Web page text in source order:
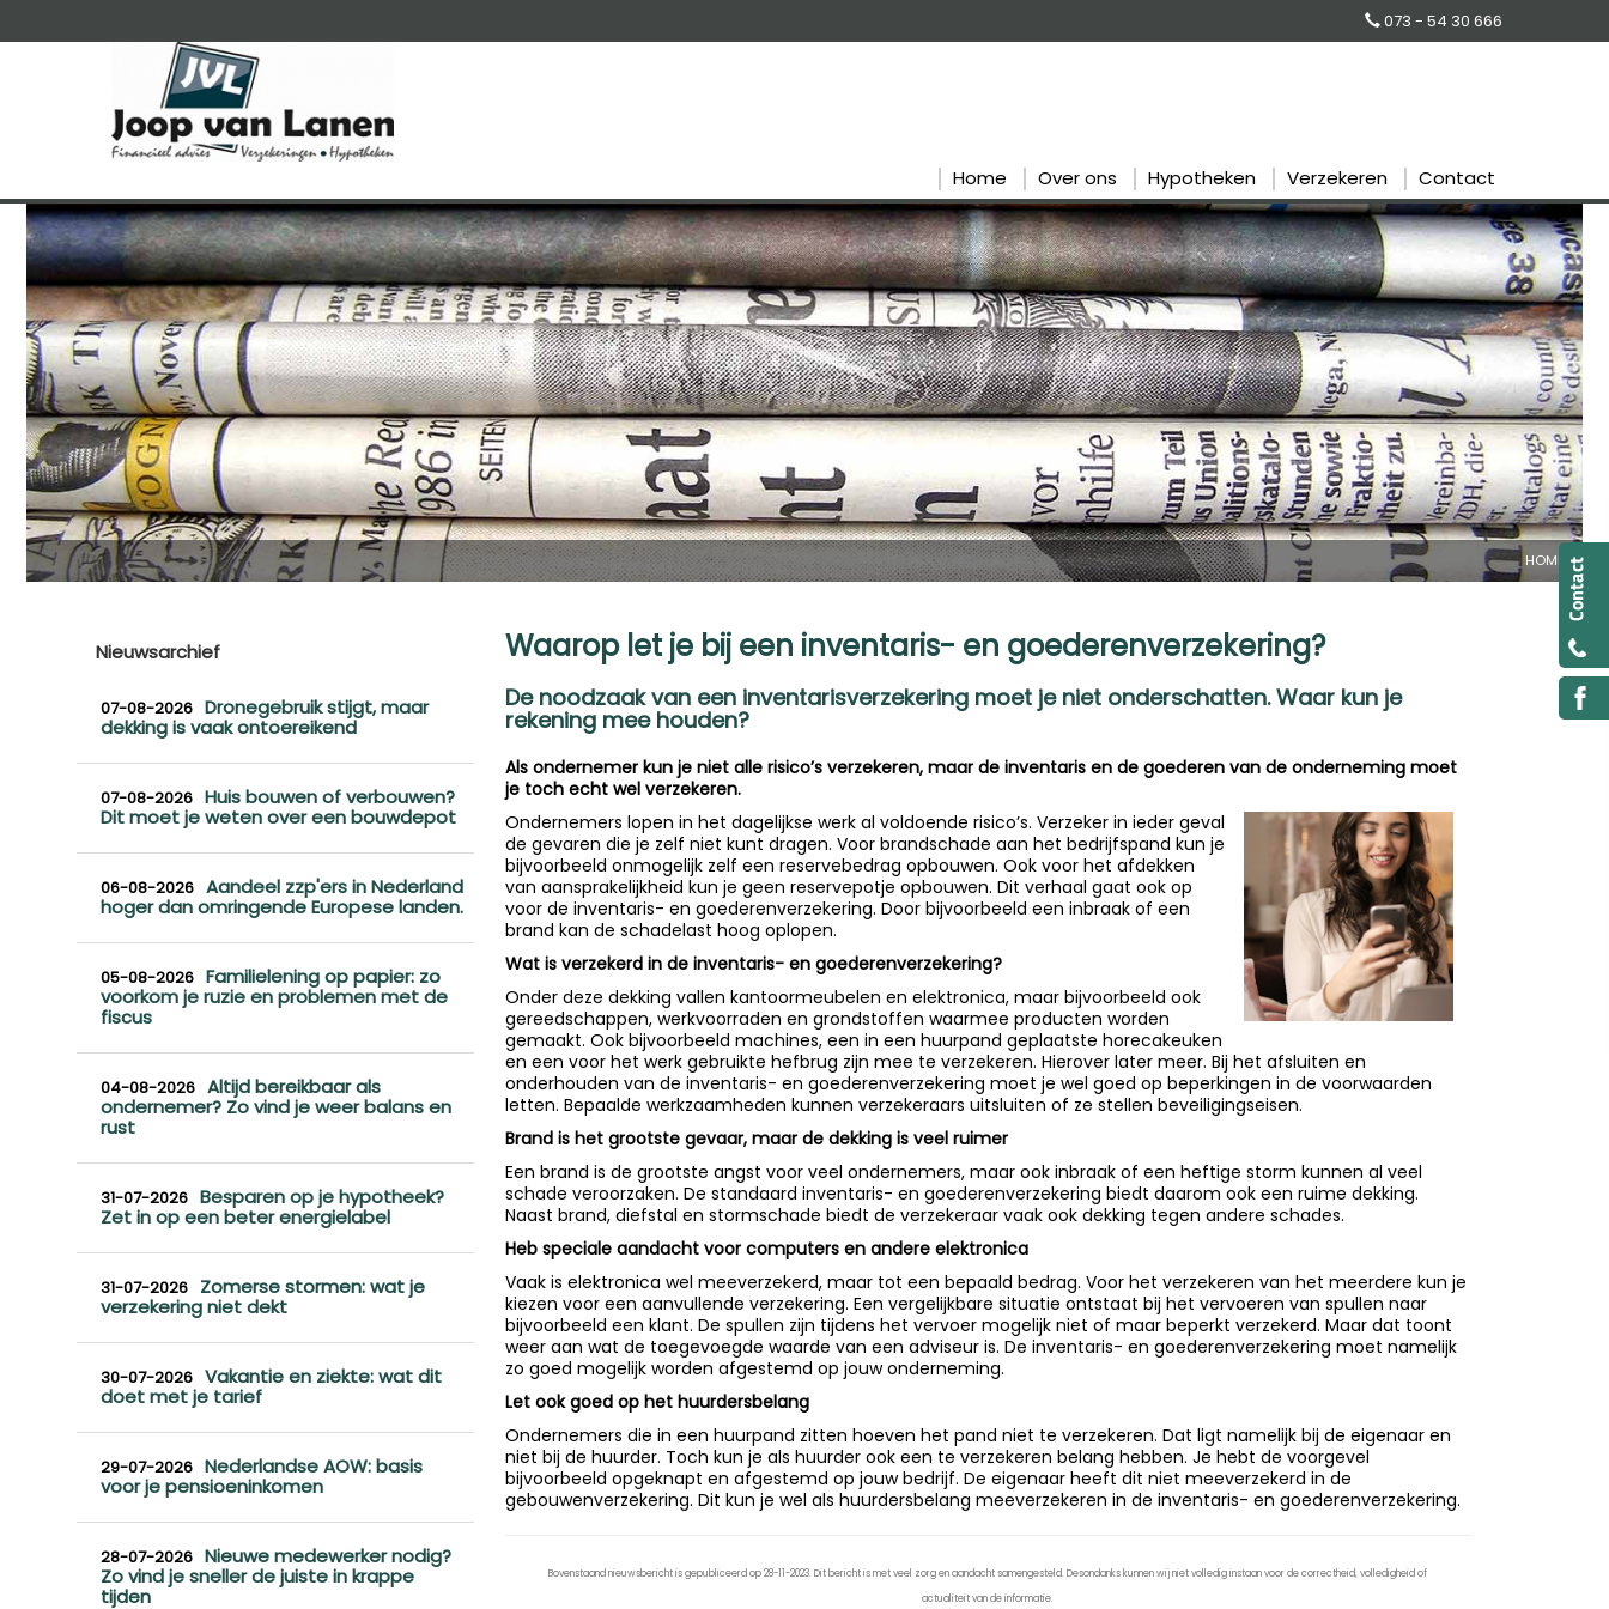
073 - 54 30 666
Home Over ons Hypotheken Verzekeren Contact
HOME
Nieuwsarchief
07-08-2026 Dronegebruik stijgt, maar
dekking is vaak ontoereikend
07-08-2026 Huis bouwen of verbouwen?
Dit moet je weten over een bouwdepot
06-08-2026 Aandeel zzp'ers in Nederland
hoger dan omringende Europese landen.
05-08-2026 Familielening op papier: zo
voorkom je ruzie en problemen met de
fiscus
04-08-2026 Altijd bereikbaar als
ondernemer? Zo vind je weer balans en
rust
31-07-2026 Besparen op je hypotheek?
Zet in op een beter energielabel
31-07-2026
Zomerse stormen: wat je
verzekering niet dekt
30-07-2026 Vakantie en ziekte: wat dit
doet met je tarief
29-07-2026 Nederlandse AOW: basis
voor je pensioeninkomen
28-07-2026 Nieuwe medewerker nodig?
Zo vind je sneller de juiste in krappe
tijden
Waarop let je bij een inventaris- en goederenverzekering?
De noodzaak van een inventarisverzekering moet je niet onderschatten. Waar kun je
rekening mee houden?
Als ondernemer kun je niet alle risico’s verzekeren, maar de inventaris en de goederen van de onderneming moet
je toch echt wel verzekeren.
Ondernemers lopen in het dagelijkse werk al voldoende risico’s. Verzeker in ieder geval
de gevaren die je zelf niet kunt dragen. Voor brandschade aan het bedrijfspand kun je
bijvoorbeeld onmogelijk zelf een reservebedrag opbouwen. Ook voor het afdekken
van aansprakelijkheid kun je geen reservepotje opbouwen. Dit verhaal gaat ook op
voor de inventaris- en goederenverzekering. Door bijvoorbeeld een inbraak of een
brand kan de schadelast hoog oplopen.
Wat is verzekerd in de inventaris- en goederenverzekering?
Onder deze dekking vallen kantoormeubelen en elektronica, maar bijvoorbeeld ook
gereedschappen, werkvoorraden en grondstoffen waarmee producten worden
gemaakt. Ook bijvoorbeeld machines, een in een huurpand geplaatste horecakeuken
en een voor het werk gebruikte hefbrug zijn mee te verzekeren. Hierover later meer. Bij het afsluiten en
onderhouden van de inventaris- en goederenverzekering moet je wel goed op beperkingen in de voorwaarden
letten. Bepaalde werkzaamheden kunnen verzekeraars uitsluiten of ze stellen beveiligingseisen.
Brand is het grootste gevaar, maar de dekking is veel ruimer
Een brand is de grootste angst voor veel ondernemers, maar ook inbraak of een heftige storm kunnen al veel
schade veroorzaken. De standaard inventaris- en goederenverzekering biedt daarom ook een ruime dekking.
Naast brand, diefstal en stormschade biedt de verzekeraar vaak ook dekking tegen andere schades.
Heb speciale aandacht voor computers en andere elektronica
Vaak is elektronica wel meeverzekerd, maar tot een bepaald bedrag. Voor het verzekeren van het meerdere kun je
kiezen voor een aanvullende verzekering. Een vergelijkbare situatie ontstaat bij het vervoeren van spullen naar
bijvoorbeeld een klant. De spullen zijn tijdens het vervoer mogelijk niet of maar beperkt verzekerd. Maar dat toont
weer aan wat de toegevoegde waarde van een adviseur is. De inventaris- en goederenverzekering moet namelijk
zo goed mogelijk worden afgestemd op jouw onderneming.
Let ook goed op het huurdersbelang
Ondernemers die in een huurpand zitten hoeven het pand niet te verzekeren. Dat ligt namelijk bij de eigenaar en
niet bij de huurder. Toch kun je als huurder ook een te verzekeren belang hebben. Je hebt de voorgevel
bijvoorbeeld opgeknapt en afgestemd op jouw bedrijf. De eigenaar heeft dit niet meeverzekerd in de
gebouwenverzekering. Dit kun je wel als huurdersbelang meeverzekeren in de inventaris- en goederenverzekering.
Bovenstaand nieuwsbericht is gepubliceerd op 28-11-2023. Dit bericht is met veel zorg en aandacht samengesteld. Desondanks kunnen wij niet volledig instaan voor de correctheid, volledigheid of
actualiteit van de informatie.